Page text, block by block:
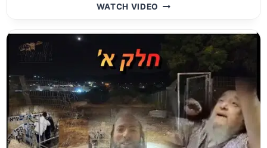
WATCH VIDEO וועלוול
לג
בעומר
תשפ״ו
חלק
ב׳